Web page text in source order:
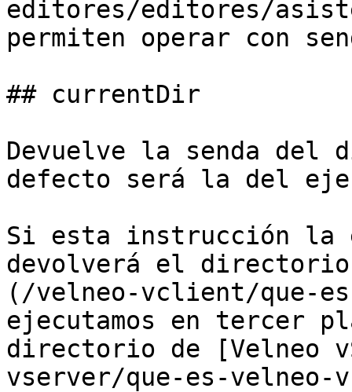
editores/editores/
permiten operar con
## currentDir
Devuelve la senda
defecto será la del
Si esta instrucción la
devolverá el
(/velneo-vclient/que-
ejecutamos en tercer
directorio de [Velneo
vserver/que-es-velneo-